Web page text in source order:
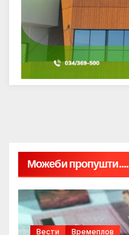
Можеби пропушти....
Вести Времеплов